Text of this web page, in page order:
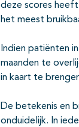
deze scores
het meest
Indien patiënten
maanden te
in kaart te
De betekenis en
onduidelijk. In